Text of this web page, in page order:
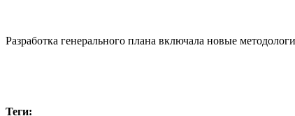
Разработка генерального плана включала новые
Теги: